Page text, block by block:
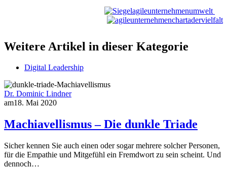
Weitere Artikel in dieser Kategorie
Digital Leadership
Dr. Dominic Lindner
am18. Mai 2020
Machiavellismus – Die dunkle Triade
Sicher kennen Sie auch einen oder sogar mehrere solcher Personen,
für die Empathie und Mitgefühl ein Fremdwort zu sein scheint. Und
dennoch…